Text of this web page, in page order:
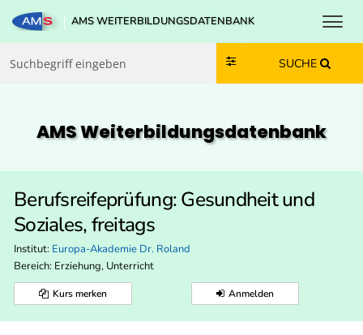
Zum Inhalt springen
Zum Navmenü springen
Zur Suche springen
Zur Footer springen
AMS WEITERBILDUNGSDATENBANK
SUCHE
AMS Weiterbildungs­datenbank
Berufsreifeprüfung: Gesundheit und
Soziales, freitags
Institut: Europa-Akademie Dr. Roland
Bereich: Erziehung, Unterricht
Kurs merken Anmelden